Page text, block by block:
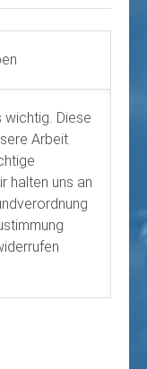
Diese
Arbeit
halten uns an